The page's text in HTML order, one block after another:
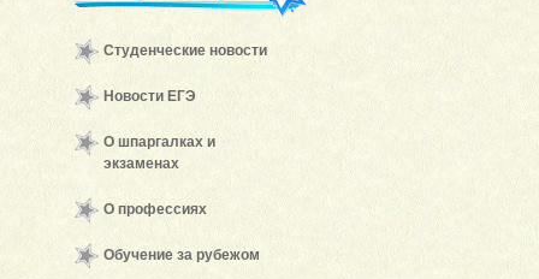
Студенческие новости
Новости ЕГЭ
О шпаргалках и
экзаменах
О профессиях
Обучение за рубежом